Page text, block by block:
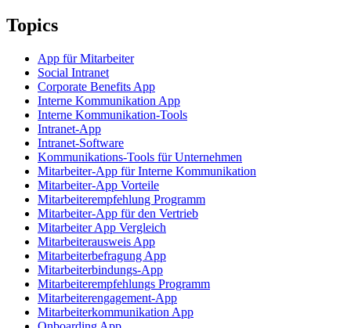
Topics
App für Mitarbeiter
Social Intranet
Corporate Benefits App
Interne Kommunikation App
Interne Kommunikation-Tools
Intranet-App
Intranet-Software
Kommunikations-Tools für Unternehmen
Mitarbeiter-App für Interne Kommunikation
Mitarbeiter-App Vorteile
Mitarbeiterempfehlung Programm
Mitarbeiter-App für den Vertrieb
Mitarbeiter App Vergleich
Mitarbeiterausweis App
Mitarbeiterbefragung App
Mitarbeiterbindungs-App
Mitarbeiterempfehlungs Programm
Mitarbeiterengagement-App
Mitarbeiterkommunikation App